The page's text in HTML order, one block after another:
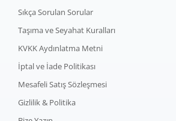
Sıkça Sorulan Sorular
Taşıma ve Seyahat Kuralları
KVKK Aydınlatma Metni
İptal ve İade Politikası
Mesafeli Satış Sözleşmesi
Gizlilik & Politika